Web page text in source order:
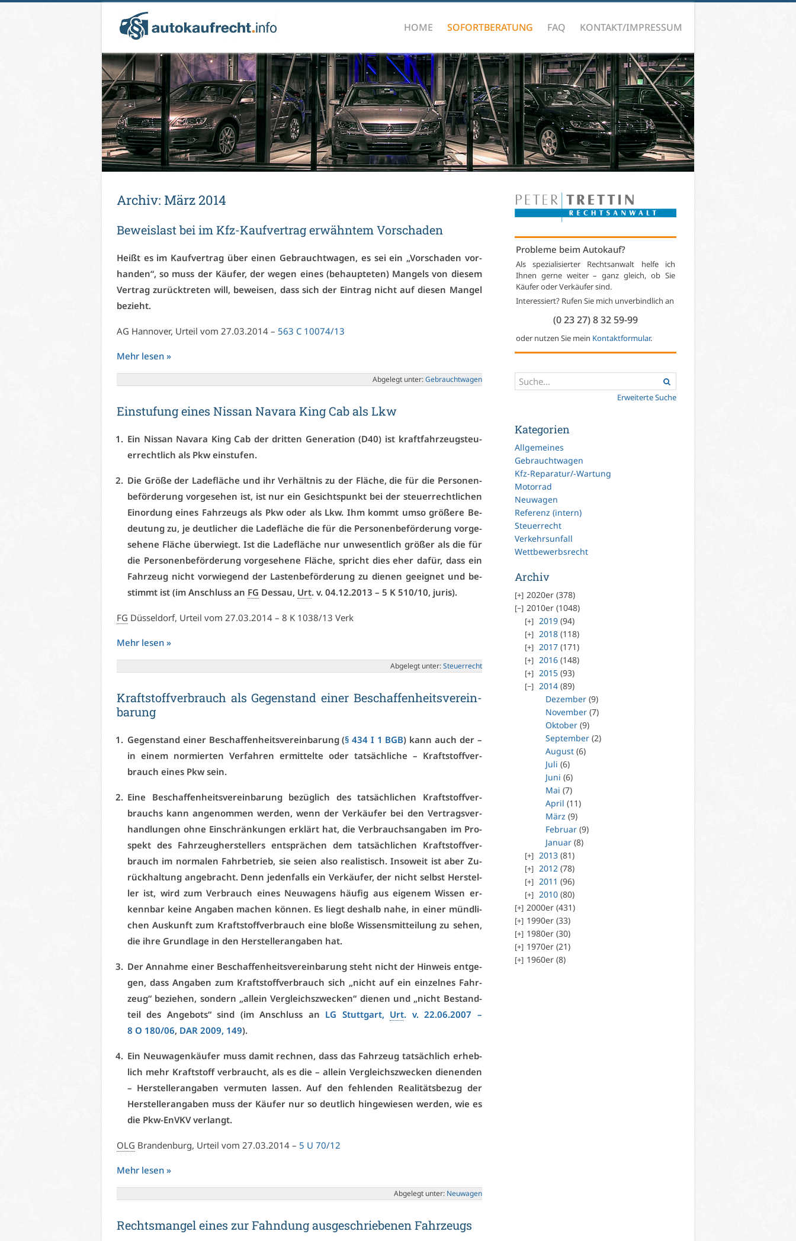
HOME SOFORTBERATUNG FAQ KONTAKT/IMPRESSUM
Ar­chiv: März 2014
Be­weis­last bei im Kfz-Kauf­ver­trag er­wähn­tem Vor­scha­den
Heißt es im Kauf­ver­trag über ei­nen Ge­braucht­wa­gen, es sei ein „Vor­scha­den vor­
han­den“, so muss der Käu­fer, der we­gen ei­nes (be­haup­te­ten) Man­gels von die­sem
Ver­trag zu­rück­tre­ten will, be­wei­sen, dass sich der Ein­trag nicht auf die­sen Man­gel
be­zieht.
AG Han­no­ver, Ur­teil vom 27.03.2014 – 563 C 10074/13
Mehr le­sen »
Ab­ge­legt un­ter:Ge­braucht­wa­gen
Ein­stu­fung ei­nes Nis­san Na­va­ra King Cab als Lkw
Ein Nis­san Na­va­ra King Cab der drit­ten Ge­ne­ra­ti­on (D40) ist kraft­fahr­zeug­steu­
er­recht­lich als Pkw ein­stu­fen.
Die Grö­ße der La­de­flä­che und ihr Ver­hält­nis zu der Flä­che, die für die Per­so­nen­
be­för­de­rung vor­ge­se­hen ist, ist nur ein Ge­sichts­punkt bei der steu­er­recht­li­chen
Ein­or­dung ei­nes Fahr­zeugs als Pkw oder als Lkw. Ihm kommt um­so grö­ße­re Be­
deu­tung zu, je deut­li­cher die La­de­flä­che die für die Per­so­nen­be­för­de­rung vor­ge­
se­he­ne Flä­che über­wiegt. Ist die La­de­flä­che nur un­we­sent­lich grö­ßer als die für
die Per­so­nen­be­för­de­rung vor­ge­se­he­ne Flä­che, spricht dies eher da­für, dass ein
Fahr­zeug nicht vor­wie­gend der Las­ten­be­för­de­rung zu die­nen ge­eig­net und be­
stimmt ist (im An­schluss an FG Des­sau, Urt. v. 04.12.2013 – 5 K 510/10, ju­ris).
FG Düs­sel­dorf, Ur­teil vom 27.03.2014 – 8 K 1038/13 Verk
Mehr le­sen »
Ab­ge­legt un­ter:Steu­er­recht
Kraft­stoff­ver­brauch als Ge­gen­stand ei­ner Be­schaf­fen­heits­ver­ein­
ba­rung
Ge­gen­stand ei­ner Be­schaf­fen­heits­ver­ein­ba­rung (§ 434 I 1 BGB) kann auch der –
in ei­nem nor­mier­ten Ver­fah­ren er­mit­tel­te oder tat­säch­li­che – Kraft­stoff­ver­
brauch ei­nes Pkw sein.
Ei­ne Be­schaf­fen­heits­ver­ein­ba­rung be­züg­lich des tat­säch­li­chen Kraft­stoff­ver­
brauchs kann an­ge­nom­men wer­den, wenn der Ver­käu­fer bei den Ver­trags­ver­
hand­lun­gen oh­ne Ein­schrän­kun­gen er­klärt hat, die Ver­brauchs­an­ga­ben im Pro­
spekt des Fahr­zeug­her­stel­lers ent­sprä­chen dem tat­säch­li­chen Kraft­stoff­ver­
brauch im nor­ma­len Fahr­be­trieb, sie sei­en al­so rea­lis­tisch. In­so­weit ist aber Zu­
rück­hal­tung an­ge­bracht. Denn je­den­falls ein Ver­käu­fer, der nicht selbst Her­stel­
ler ist, wird zum Ver­brauch ei­nes Neu­wa­gens häu­fig aus ei­ge­nem Wis­sen er­
kenn­bar kei­ne An­ga­ben ma­chen kön­nen. Es liegt des­halb na­he, in ei­ner münd­li­
chen Aus­kunft zum Kraft­stoff­ver­brauch ei­ne blo­ße Wis­sens­mit­tei­lung zu se­hen,
die ih­re Grund­la­ge in den Her­stel­ler­an­ga­ben hat.
Der An­nah­me ei­ner Be­schaf­fen­heits­ver­ein­ba­rung steht nicht der Hin­weis ent­ge­
gen, dass An­ga­ben zum Kraft­stoff­ver­brauch sich „nicht auf ein ein­zel­nes Fahr­
zeug“ be­zie­hen, son­dern „al­lein Ver­gleichs­zwe­cken“ die­nen und „nicht Be­stand­
teil des An­ge­bots“ sind (im An­schluss an LG Stutt­gart, Urt. v. 22.06.2007 –
8 O 180/06, DAR 2009, 149).
Ein Neu­wa­gen­käu­fer muss da­mit rech­nen, dass das Fahr­zeug tat­säch­lich er­heb­
lich mehr Kraft­stoff ver­braucht, als es die – al­lein Ver­gleichs­zwe­cken die­nen­den
– Her­stel­ler­an­ga­ben ver­mu­ten las­sen. Auf den feh­len­den Rea­li­täts­be­zug der
Her­stel­ler­an­ga­ben muss der Käu­fer nur so deut­lich hin­ge­wie­sen wer­den, wie es
die Pkw-EnVKV ver­langt.
OLG Bran­den­burg, Ur­teil vom 27.03.2014 – 5 U 70/12
Mehr le­sen »
Ab­ge­legt un­ter: Neu­wa­gen
Rechts­man­gel ei­nes zur Fahn­dung aus­ge­schrie­be­nen Fahr­zeugs
Probleme beim Autokauf?
Als spezialisierter Rechtsanwalt helfe ich
Ihnen gerne weiter – ganz gleich, ob Sie
Käufer oder Verkäufer sind.
Interessiert? Rufen Sie mich unverbindlich an
(0 23 27) 8 32 59-99
oder nutzen Sie mein Kontaktformular.
Erweiterte Suche
Kategorien
Allgemeines
Gebrauchtwagen
Kfz-Reparatur/-Wartung
Motorrad
Neuwagen
Referenz (intern)
Steuerrecht
Verkehrsunfall
Wettbewerbsrecht
Archiv
2020er (378)
2010er (1048)
2019 (94)
2018 (118)
2017 (171)
2016 (148)
2015 (93)
2014 (89)
Dezember (9)
November (7)
Oktober (9)
September (2)
August (6)
Juli (6)
Juni (6)
Mai (7)
April (11)
März (9)
Februar (9)
Januar (8)
2013 (81)
2012 (78)
2011 (96)
2010 (80)
2000er (431)
1990er (33)
1980er (30)
1970er (21)
1960er (8)